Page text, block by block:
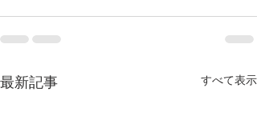
最新記事 すべて表示